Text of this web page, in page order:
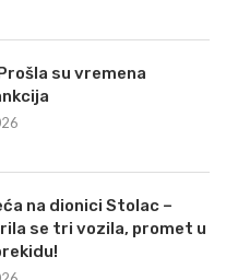
su vremena
na dionici Stolac –
se tri vozila, promet u